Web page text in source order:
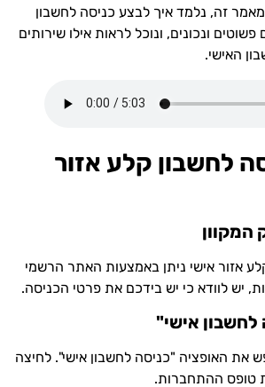
זה, נלמד איך לבצע כניסה לחשבון
ונכונים, ונוכל לראות אילו שירותים
האישי.
לחשבון קלע אזור
אזור אישי ניתן באמצעות האתר הרשמי
יש לוודא כי יש בידכם את פרטי הכניסה.
את האופציה "כניסה לחשבון אישי". לחיצה
טופס ההתחברות.